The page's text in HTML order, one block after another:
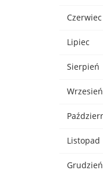
Czerwiec
Lipiec
Sierpień
Wrzesień
Listopad
Grudzień